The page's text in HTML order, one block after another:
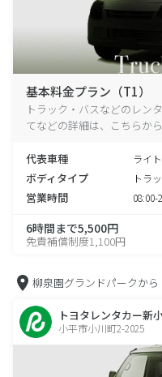
基本料金プラン（T1）
トラック・バスなどのレン
てなどの詳細は、こちらか
代表車種 ライ
ボディタイプ トラ
営業時間 08:00-
6時間まで5,500円
免責補償制度1,100円
柳泉園グランドパークから
トヨタレンタカー新
小平市小川町2-2025